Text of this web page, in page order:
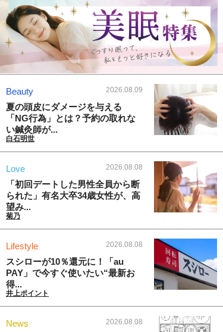
Beauty 2026.08.09
夏の頭皮にダメージを与える
「NG行為」とは？予約の取れな
い鍼灸師が...
白石明世
Love 2026.08.08
「初回デートした男性全員から断
られた」有名大卒34歳女性が、高
望み...
菊乃
Lifestyle 2026.08.08
スシローが10％還元に！「au
PAY」で今すぐ使いたい“最新お
得...
井上ポイント
News 2026.08.08